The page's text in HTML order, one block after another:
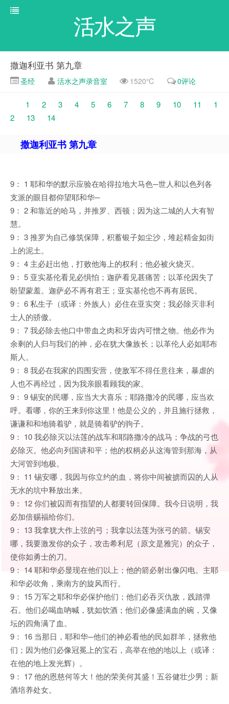
活水之声
撒迦利亚书 第九章
圣经 活水之声录音室 1520℃ 0评论
1 2 3 4 5 6 7 8 9 10 11
1
2
13 14
撒迦利亚书 第九章
9： 1 耶和华的默示应验在哈得拉地大马色─世人和以色列各
支派的眼目都仰望耶和华─
9： 2 和靠近的哈马，并推罗、西顿；因为这二城的人大有智
慧。
9： 3 推罗为自己修筑保障，积蓄银子如尘沙，堆起精金如街
上的泥土。
9： 4 主必赶出他，打败他海上的权利；他必被火烧灭。
9： 5 亚实基伦看见必惧怕；迦萨看见甚痛苦；以革伦因失了
盼望蒙羞。迦萨必不再有君王；亚实基伦也不再有居民。
9： 6 私生子（或译：外族人）必住在亚实突；我必除灭非利
士人的骄傲。
9： 7 我必除去他口中带血之肉和牙齿内可憎之物。他必作为
余剩的人归与我们的神，必在犹大像族长；以革伦人必如耶布
斯人。
9： 8 我必在我家的四围安营，使敌军不得任意往来，暴虐的
人也不再经过，因为我亲眼看顾我的家。
9： 9 锡安的民哪，应当大大喜乐；耶路撒冷的民哪，应当欢
呼。看哪，你的王来到你这里！他是公义的，并且施行拯救，
谦谦和和地骑着驴，就是骑着驴的驹子。
9： 10 我必除灭以法莲的战车和耶路撒冷的战马；争战的弓也
必除灭。他必向列国讲和平；他的权柄必从这海管到那海，从
大河管到地极。
9： 11 锡安哪，我因与你立约的血，将你中间被掳而囚的人从
无水的坑中释放出来。
9： 12 你们被囚而有指望的人都要转回保障。我今日说明，我
必加倍赐福给你们。
9： 13 我拿犹大作上弦的弓；我拿以法莲为张弓的箭。锡安
哪，我要激发你的众子，攻击希利尼（原文是雅完）的众子，
使你如勇士的刀。
9： 14 耶和华必显现在他们以上；他的箭必射出像闪电。主耶
和华必吹角，乘南方的旋风而行。
9： 15 万军之耶和华必保护他们；他们必吞灭仇敌，践踏弹
石。他们必喝血吶喊，犹如饮酒；他们必像盛满血的碗，又像
坛的四角满了血。
9： 16 当那日，耶和华─他们的神必看他的民如群羊，拯救他
们；因为他们必像冠冕上的宝石，高举在他的地以上（或译：
在他的地上发光辉）。
9： 17 他的恩慈何等大！他的荣美何其盛！五谷健壮少男；新
酒培养处女。